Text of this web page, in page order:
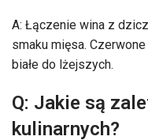
A: Łączenie wina z
smaku mięsa.
białe do lżejszych.
Q: Jakie są
kulinarnych?